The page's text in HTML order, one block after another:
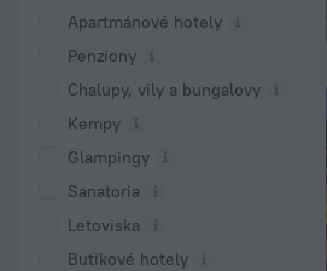
Apartmánové hotely
Penziony
Chalupy, vily a bungalovy
Kempy
Glampingy
Sanatoria
Letoviska
Butikové hotely